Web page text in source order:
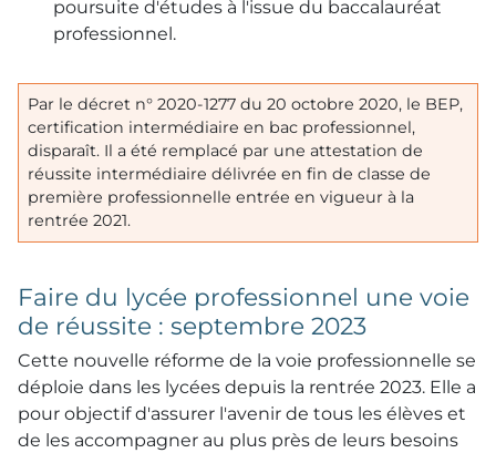
poursuite d'études à l'issue du baccalauréat
professionnel.
Par le décret n° 2020-1277 du 20 octobre 2020, le BEP,
certification intermédiaire en bac professionnel,
disparaît. Il a été remplacé par une attestation de
réussite intermédiaire délivrée en fin de classe de
première professionnelle entrée en vigueur à la
rentrée 2021.
Faire du lycée professionnel une voie
de réussite : septembre 2023
Cette nouvelle réforme de la voie professionnelle se
déploie dans les lycées depuis la rentrée 2023. Elle a
pour objectif d'assurer l'avenir de tous les élèves et
de les accompagner au plus près de leurs besoins